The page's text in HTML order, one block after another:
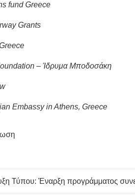
fund Greece
Grants
– Ίδρυμα Μποδοσάκη
Embassy in Athens, Greece
Τύπου: Έναρξη προγράμματος